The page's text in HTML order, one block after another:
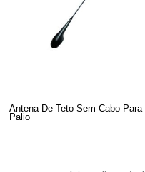
Antena De Teto Sem Cabo Para
Palio